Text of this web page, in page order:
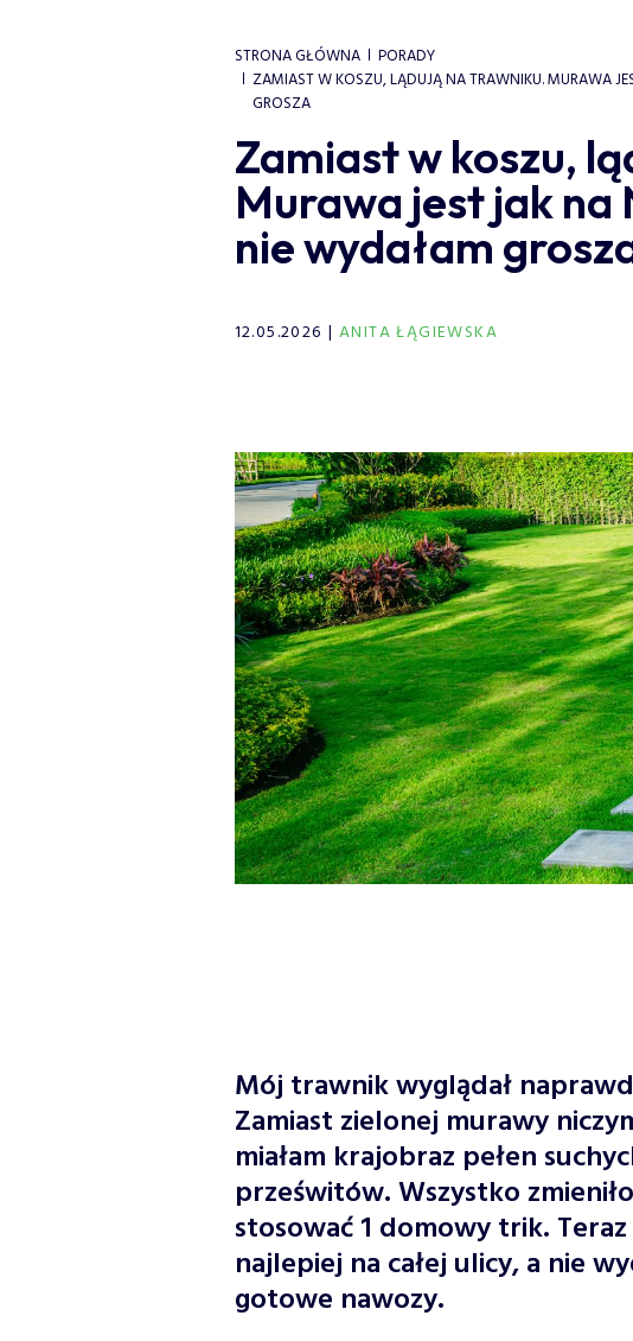
STRONA GŁÓWNA
PORADY
ZAMIAST W KOSZU, LĄDUJĄ NA TRAWNIKU. MURAWA
GROSZA
Zamiast w koszu,
Murawa jest jak na
nie wydałam
12.05.2026 ANITA ŁĄGIEWSKA
Mój trawnik wyglądał
Zamiast zielonej murawy
miałam krajobraz pełen
prześwitów. Wszystko
stosować 1 domowy trik.
najlepiej na całej ulicy, a nie
gotowe nawozy.